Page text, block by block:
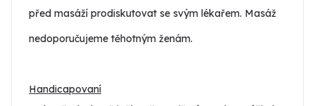
před masáží prodiskutovat se svým lékařem. Masáž
nedoporučujeme těhotným ženám.
Handicapovaní